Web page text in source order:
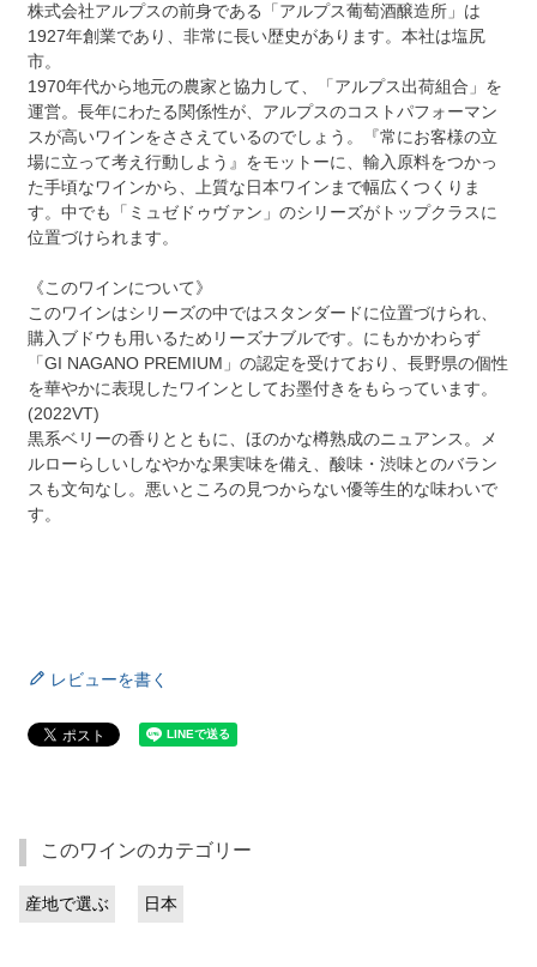
株式会社アルプスの前身である「アルプス葡萄酒醸造所」は
1927年創業であり、非常に長い歴史があります。本社は塩尻
市。
1970年代から地元の農家と協力して、「アルプス出荷組合」を
運営。長年にわたる関係性が、アルプスのコストパフォーマン
スが高いワインをささえているのでしょう。『常にお客様の立
場に立って考え行動しよう』をモットーに、輸入原料をつかっ
た手頃なワインから、上質な日本ワインまで幅広くつくりま
す。中でも「ミュゼドゥヴァン」のシリーズがトップクラスに
位置づけられます。
《このワインについて》
このワインはシリーズの中ではスタンダードに位置づけられ、
購入ブドウも用いるためリーズナブルです。にもかかわらず
「GI NAGANO PREMIUM」の認定を受けており、長野県の個性
を華やかに表現したワインとしてお墨付きをもらっています。
(2022VT)
黒系ベリーの香りとともに、ほのかな樽熟成のニュアンス。メ
ルローらしいしなやかな果実味を備え、酸味・渋味とのバラン
スも文句なし。悪いところの見つからない優等生的な味わいで
す。
レビューを書く
このワインのカテゴリー
産地で選ぶ 日本